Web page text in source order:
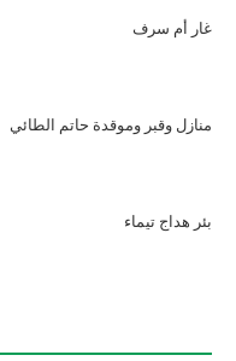
غار أم سرف
منازل وقبر وموقدة حاتم الطائي
بئر هداج تيماء